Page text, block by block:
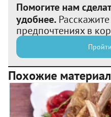
Помогите нам
удобнее.
предпочтениях в
Похожие